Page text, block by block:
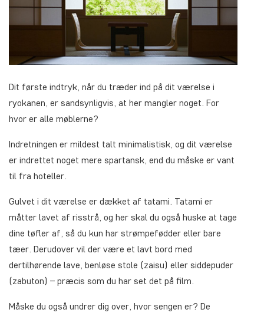
Dit første indtryk, når du træder ind på dit værelse i
ryokanen, er sandsynligvis, at her mangler noget. For
hvor er alle møblerne?
Indretningen er mildest talt minimalistisk, og dit værelse
er indrettet noget mere spartansk, end du måske er vant
til fra hoteller.
Gulvet i dit værelse er dækket af tatami. Tatami er
måtter lavet af risstrå, og her skal du også huske at tage
dine tøfler af, så du kun har strømpefødder eller bare
tæer. Derudover vil der være et lavt bord med
dertilhørende lave, benløse stole (zaisu) eller siddepuder
(zabuton) – præcis som du har set det på film.
Måske du også undrer dig over, hvor sengen er? De